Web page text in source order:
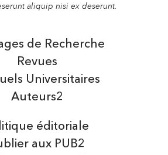
aliquip nisi ex deserunt.
Auteurs2
Universitaires
de Recherche
Revues
éditoriale
aux PUB2